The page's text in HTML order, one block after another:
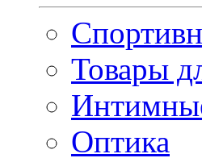
Товары
Оптика